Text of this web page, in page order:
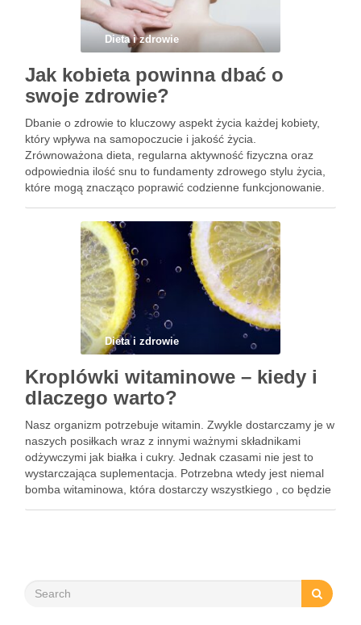
Dieta i zdrowie
Jak kobieta powinna dbać o
swoje zdrowie?
Dbanie o zdrowie to kluczowy aspekt życia każdej kobiety,
który wpływa na samopoczucie i jakość życia.
Zrównoważona dieta, regularna aktywność fizyczna oraz
odpowiednia ilość snu to fundamenty zdrowego stylu życia,
które mogą znacząco poprawić codzienne funkcjonowanie.
etapy, które wymagają szczególnej uwagi i …
Dieta i zdrowie
Kroplówki witaminowe – kiedy i
dlaczego warto?
Nasz organizm potrzebuje witamin. Zwykle dostarczamy je w
naszych posiłkach wraz z innymi ważnymi składnikami
odżywczymi jak białka i cukry. Jednak czasami nie jest to
wystarczająca suplementacja. Potrzebna wtedy jest niemal
bomba witaminowa, która dostarczy wszystkiego , co będzie